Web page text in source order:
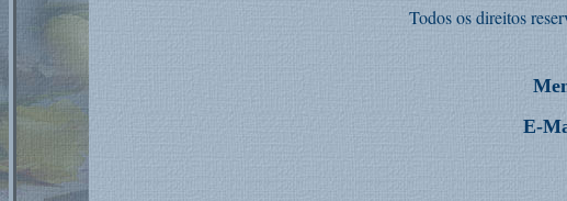
Todos os direitos
E-